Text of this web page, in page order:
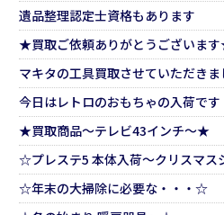
遺品整理認定士資格もあります
★買取ご依頼ありがとうございま
マキタの工具買取させていただきま
今日はレトロのおもちゃの入荷です
★買取商品～テレビ43インチ～★
☆プレステ5 本体入荷～クリスマ
☆年末の大掃除に必要な・・・☆